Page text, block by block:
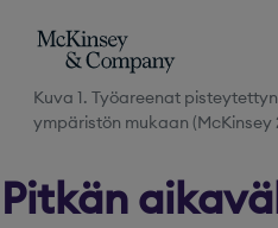
Kuva 1. Työareenat
ympäristön mukaan (McKinsey
Pitkän